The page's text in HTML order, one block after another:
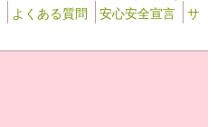
よくある質問 安心安全宣言
サ